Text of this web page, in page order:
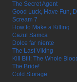
The Secret Agent
Good Luck, Have Fun,
Scream 7
How to Make a Killing
Cazul Samca
Dolce far niente
The Last Viking
Kill Bill: The Whole
The Bride!
Cold Storage